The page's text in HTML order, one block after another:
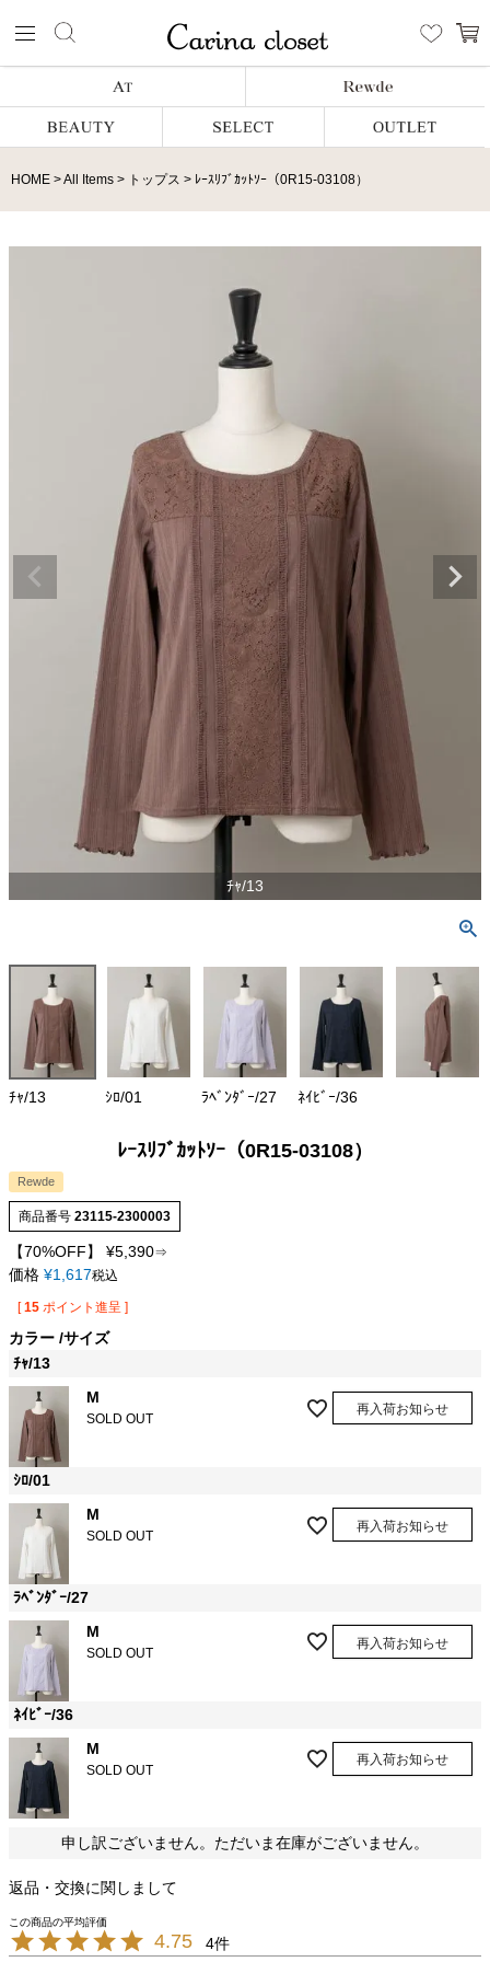
HOME All Items トップス ﾚｰｽﾘﾌﾞｶｯﾄｿｰ（0R15-03108）
ﾁｬ/13
ﾁｬ/13 ｼﾛ/01 ﾗﾍﾞﾝﾀﾞｰ/27 ﾈｲﾋﾞｰ/36
ﾚｰｽﾘﾌﾞｶｯﾄｿｰ（0R15-03108）
Rewde
商品番号 23115-2300003
【70%OFF】 ¥5,390⇒
価格 ¥1,617税込
[ 15 ポイント進呈 ]
カラー サイズ
ﾁｬ/13
M
SOLD OUT
再入荷お知らせ
ｼﾛ/01
M
SOLD OUT
再入荷お知らせ
ﾗﾍﾞﾝﾀﾞｰ/27
M
SOLD OUT
再入荷お知らせ
ﾈｲﾋﾞｰ/36
M
SOLD OUT
再入荷お知らせ
申し訳ございません。ただいま在庫がございません。
返品・交換に関しまして
4.75 4